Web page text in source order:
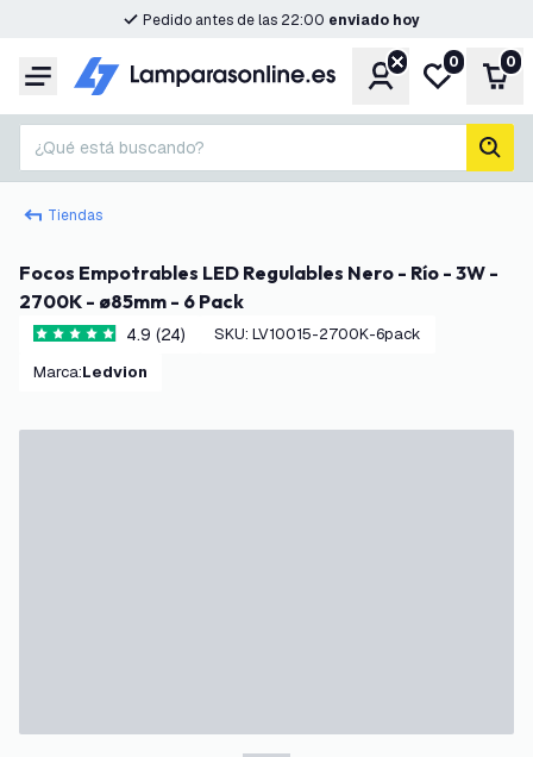
Pedido antes de las 22:00 enviado hoy
Menú CuentaMi lista de
0 0
¿Qué está buscando?
Tiendas
Focos Empotrables LED Regulables Nero - Río - 3W -
2700K - ø85mm - 6 Pack
4.9 estrellas de puntuación
4.9 (24) SKU: LV10015-2700K-6pack
Marca: Ledvion